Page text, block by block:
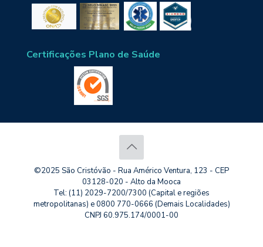
Certificações Plano de Saúde
©2025 São Cristóvão - Rua Américo Ventura, 123 - CEP
03128-020 - Alto da Mooca
Tel: (11) 2029-7200/7300 (Capital e regiões
metropolitanas) e 0800 770-0666 (Demais Localidades)
CNPJ 60.975.174/0001-00